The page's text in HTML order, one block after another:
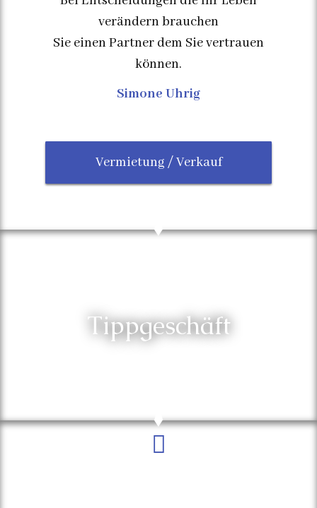
verändern brauchen
Sie einen Partner dem Sie vertrauen
können.
Simone Uhrig
Vermietung / Verkauf
Tippgeschäft